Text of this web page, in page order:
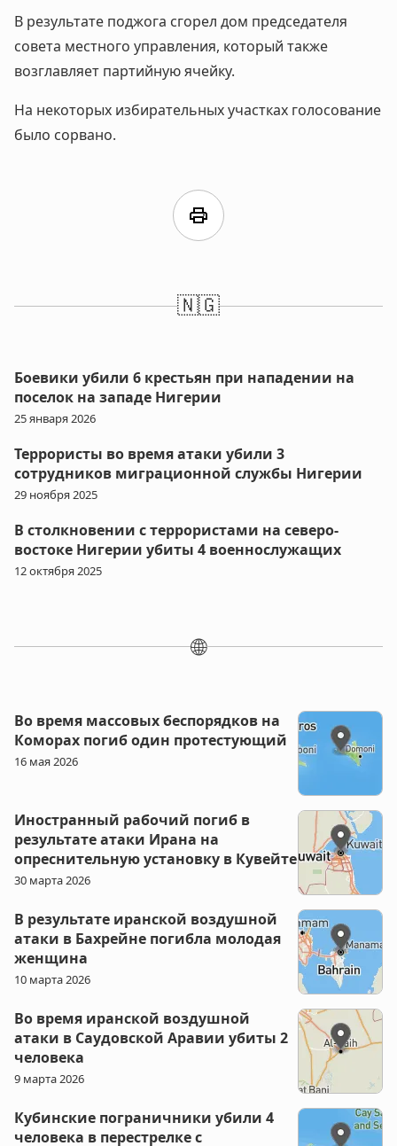
В результате поджога сгорел дом председателя
совета местного управления, который также
возглавляет партийную ячейку.
На некоторых избирательных участках голосование
было сорвано.
print
🇳🇬
Боевики убили 6 крестьян при нападении на
поселок на западе Нигерии
25 января 2026
Террористы во время атаки убили 3
сотрудников миграционной службы Нигерии
29 ноября 2025
В столкновении с террористами на северо-
востоке Нигерии убиты 4 военнослужащих
12 октября 2025
🌐
Во время массовых беспорядков на
Коморах погиб один протестующий
16 мая 2026
Иностранный рабочий погиб в
результате атаки Ирана на
опреснительную установку в Кувейте
30 марта 2026
В результате иранской воздушной
атаки в Бахрейне погибла молодая
женщина
10 марта 2026
Во время иранской воздушной
атаки в Саудовской Аравии убиты 2
человека
9 марта 2026
Кубинские пограничники убили 4
человека в перестрелке с